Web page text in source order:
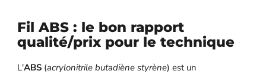
Fil ABS : le bon rapport
qualité/prix pour le technique
L'ABS(acrylonitrile butadiène styrène) est un